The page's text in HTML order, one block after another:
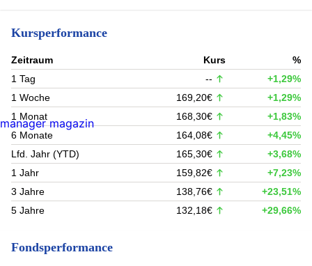
Kursperformance
Zeitraum Kurs
%
1 Tag
--
+1,29%
1 Woche
169,20€
+1,29%
1 Monat
168,30€
+1,83%
6 Monate
164,08€
+4,45%
Lfd. Jahr (YTD)
165,30€
+3,68%
1 Jahr
159,82€
+7,23%
3 Jahre
138,76€
+23,51%
5 Jahre
132,18€ +29,66%
Fondsperformance
manager magazin